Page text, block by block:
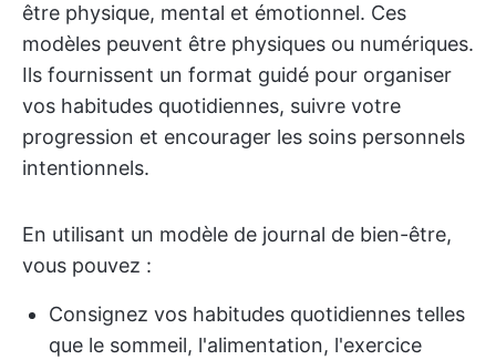
être physique, mental et émotionnel. Ces
modèles peuvent être physiques ou numériques.
Ils fournissent un format guidé pour organiser
vos habitudes quotidiennes, suivre votre
progression et encourager les soins personnels
intentionnels.
En utilisant un modèle de journal de bien-être,
vous pouvez :
Consignez vos habitudes quotidiennes telles
que le sommeil, l'alimentation, l'exercice